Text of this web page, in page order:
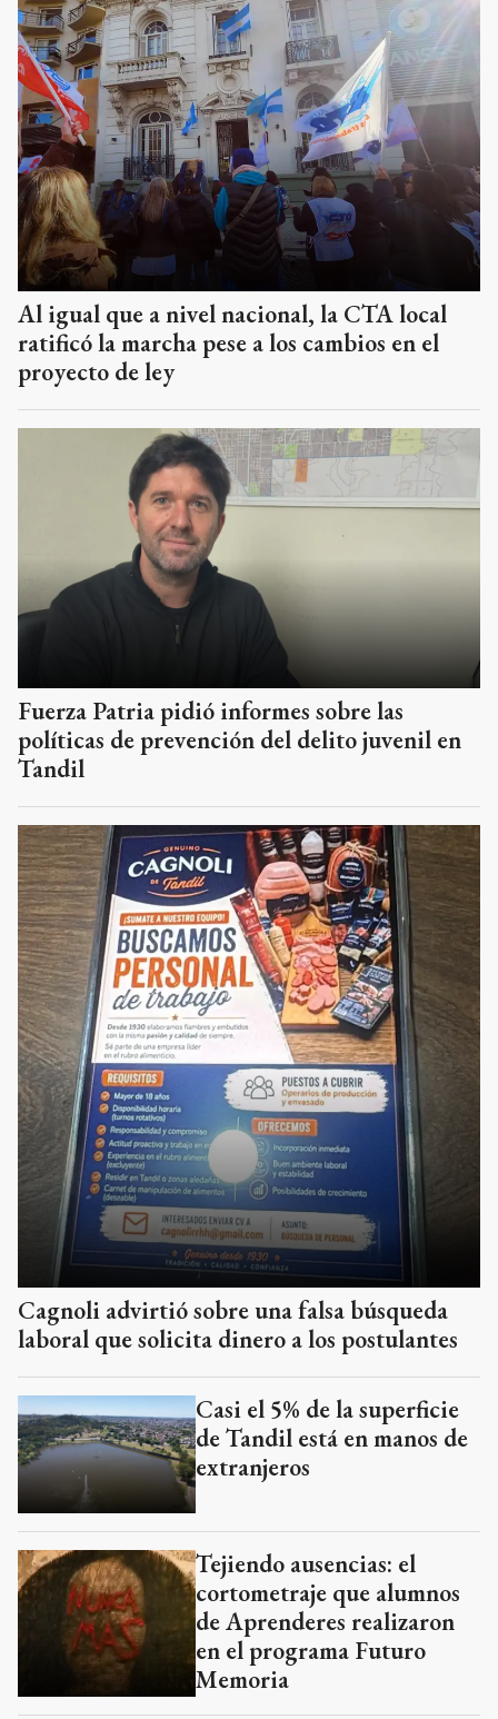
Al igual que a nivel nacional, la CTA local
ratificó la marcha pese a los cambios en el
proyecto de ley
Fuerza Patria pidió informes sobre las
políticas de prevención del delito juvenil en
Tandil
Cagnoli advirtió sobre una falsa búsqueda
laboral que solicita dinero a los postulantes
Casi el 5% de la superficie
de Tandil está en manos de
extranjeros
Tejiendo ausencias: el
cortometraje que alumnos
de Aprenderes realizaron
en el programa Futuro
Memoria